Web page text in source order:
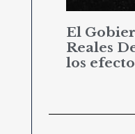
El
Reales
los